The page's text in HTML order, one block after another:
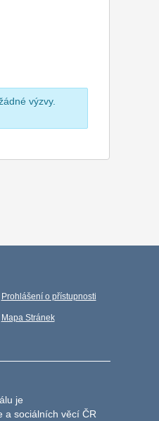
výzvy.
Prohlášení o přístupnosti
Mapa Stránek
je
a sociálních věcí ČR